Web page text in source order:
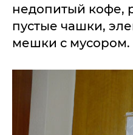
недопитый кофе,
пустые чашки,
мешки с мусором.